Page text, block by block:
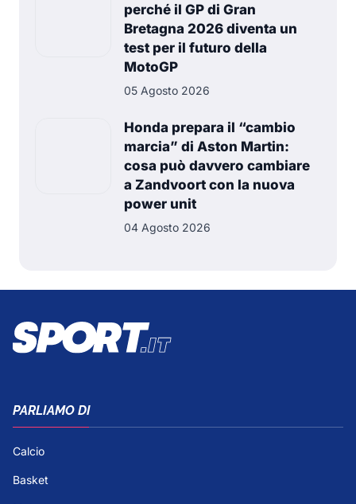
perché il GP di Gran
Bretagna 2026 diventa un
test per il futuro della
MotoGP
05 Agosto 2026
Honda prepara il “cambio
marcia” di Aston Martin:
cosa può davvero cambiare
a Zandvoort con la nuova
power unit
04 Agosto 2026
PARLIAMO DI
Calcio
Basket